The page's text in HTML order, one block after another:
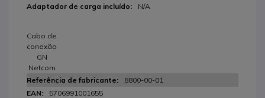
N/A
Cabo de
conexão
GN
Netcom
8800-00-01
5706991001655